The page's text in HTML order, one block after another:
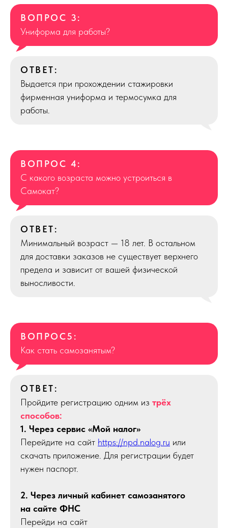
ВОПРОС 3:
Униформа для работы?
ОТВЕТ:
Выдается при прохождении стажировки
фирменная униформа и термосумка для
работы.
ВОПРОС 4:
С какого возраста можно устроиться в
Самокат?
ОТВЕТ:
Минимальный возраст — 18 лет. В остальном
для доставки заказов не существует верхнего
предела и зависит от вашей физической
выносливости.
ВОПРОС5:
Как стать самозанятым?
ОТВЕТ:
Пройдите регистрацию одним из трёх
способов:
1. Через сервис «Мой налог»
Перейдите на сайт https://npd.nalog.ru или
скачать приложение. Для регистрации будет
нужен паспорт.
2. Через личный кабинет самозанятого
на сайте ФНС
Перейди на сайт